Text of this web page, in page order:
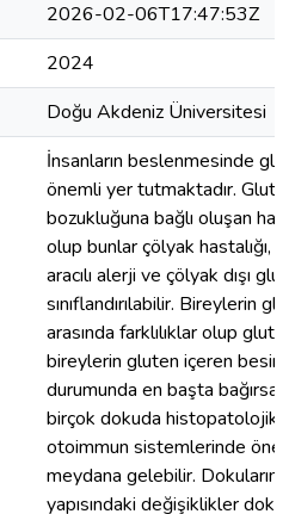
2026-02-06T17:47:53Z
2024
Doğu Akdeniz Üniversitesi
İnsanların beslenmesinde
önemli yer tutmaktadır.
bozukluğuna bağlı oluşan
olup bunlar çölyak hastalığı,
aracılı alerji ve çölyak dışı
sınıflandırılabilir. Bireylerin
arasında farklılıklar olup
bireylerin gluten içeren
durumunda en başta
birçok dokuda histopatolojik
otoimmun sistemlerinde
meydana gelebilir.
yapısındaki değişiklikler